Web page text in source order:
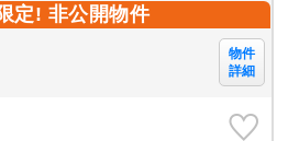
定! 非公開物件
物件
詳細